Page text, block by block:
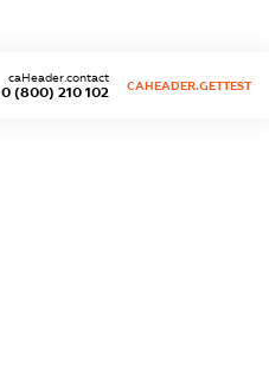
0 (800) 210 102
caHeader.contact
CAHEADER.GETTEST